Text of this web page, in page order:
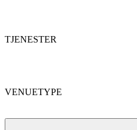
TJENESTER
VENUETYPE